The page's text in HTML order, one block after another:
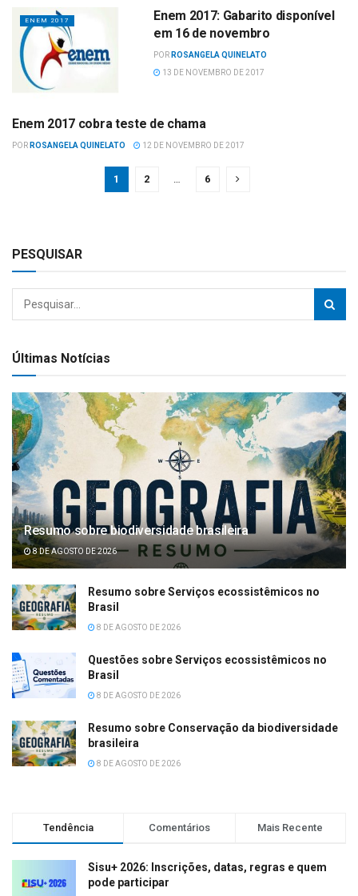
ENEM 2017
Enem 2017: Gabarito disponível
em 16 de novembro
POR ROSANGELA QUINELATO
13 DE NOVEMBRO DE 2017
ENEM 2017
Enem 2017 cobra teste de chama
POR ROSANGELA QUINELATO 12 DE NOVEMBRO DE 2017
1 2 6
PESQUISAR
Últimas Notícias
Resumo sobre biodiversidade brasileira
8 DE AGOSTO DE 2026
Resumo sobre Serviços ecossistêmicos no
Brasil
8 DE AGOSTO DE 2026
Questões sobre Serviços ecossistêmicos no
Brasil
8 DE AGOSTO DE 2026
Resumo sobre Conservação da biodiversidade
brasileira
8 DE AGOSTO DE 2026
Tendência Comentários Mais Recente
Sisu+ 2026: Inscrições, datas, regras e quem
pode participar